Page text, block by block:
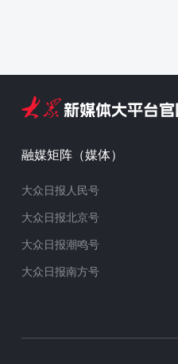
融媒矩阵（媒体）
大众日报人民号
大众日报北京号
大众日报潮鸣号
大众日报南方号